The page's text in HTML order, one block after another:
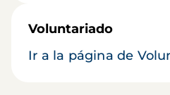
Voluntariado
Ir a la página de